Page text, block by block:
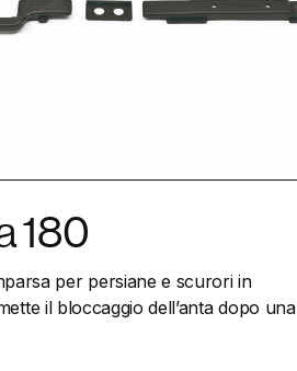
180
per persiane e scurori in
il bloccaggio dell’anta dopo una